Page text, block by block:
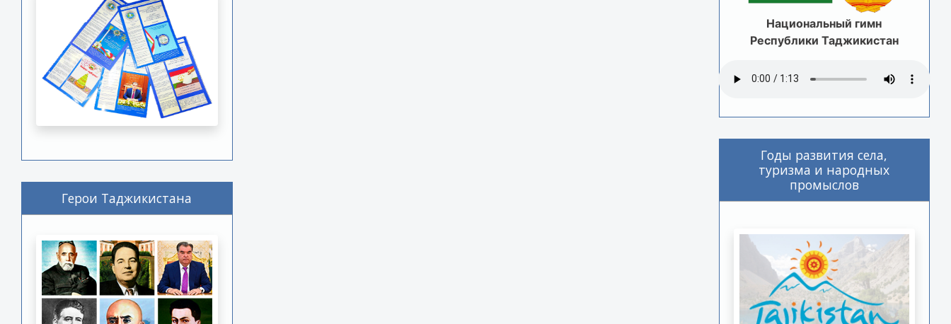
Герои Таджикистана
Национальный гимн
Республики Таджикистан
Годы развития села,
туризма и народных
промыслов